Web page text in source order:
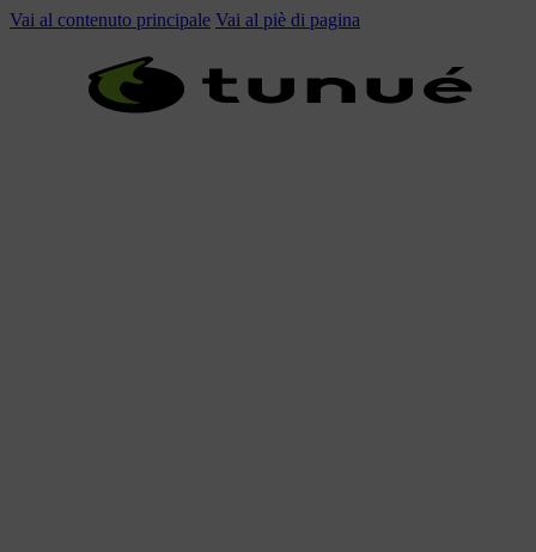
Vai al contenuto principale Vai al piè di pagina